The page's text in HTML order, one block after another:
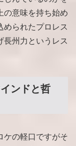
の意味を持ち始め
められたプロレス
長州力というレス
ンドと哲
ケの軽口ですがそ